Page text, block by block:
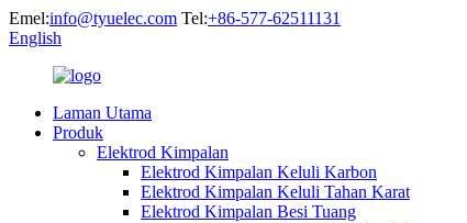
Emel:info@tyuelec.com Tel:+86-577-62511131
English
Laman Utama
Produk
Elektrod Kimpalan
Elektrod Kimpalan Keluli Karbon
Elektrod Kimpalan Keluli Tahan Karat
Elektrod Kimpalan Besi Tuang